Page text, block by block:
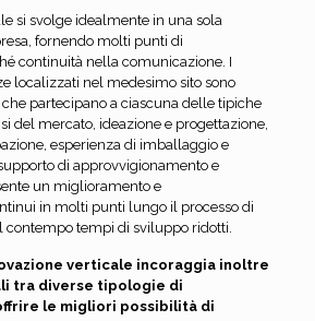
si svolge idealmente in una sola
fornendo molti punti di
continuità nella comunicazione. I
localizzati nel medesimo sito sono
partecipano a ciascuna delle tipiche
del mercato, ideazione e progettazione,
esperienza di imballaggio e
di approvvigionamento e
un miglioramento e
in molti punti lungo il processo di
contempo tempi di sviluppo ridotti.
verticale incoraggia inoltre
tra diverse tipologie di
le migliori possibilità di